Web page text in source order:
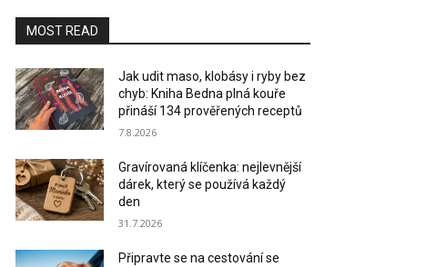
MOST READ
Jak udit maso, klobásy i ryby bez
chyb: Kniha Bedna plná kouře
přináší 134 prověřených receptů
7.8.2026
Gravírovaná klíčenka: nejlevnější
dárek, který se používá každý
den
31.7.2026
Připravte se na cestování se